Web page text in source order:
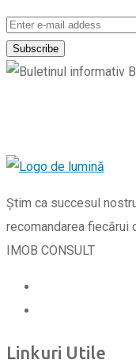
Știm ca succesul
recomandarea fiecărui
IMOB CONSULT
Linkuri Utile